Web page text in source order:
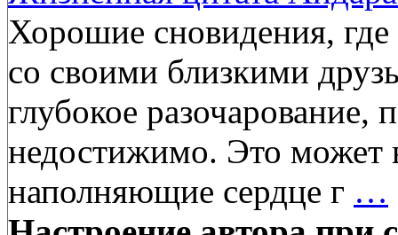
Хорошие сновидения,
со своими близкими
глубокое разочарование,
недостижимо. Это может
наполняющие сердце г …